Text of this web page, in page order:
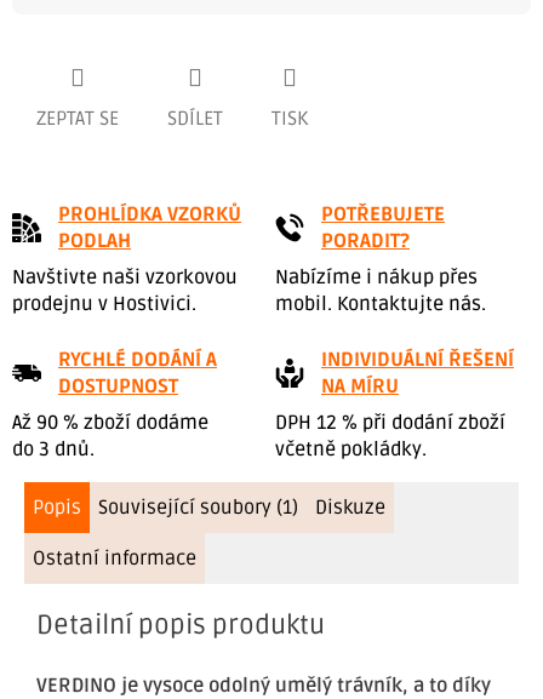
TISK
ZEPTAT SE SDÍLET
PROHLÍDKA VZORKŮ
PODLAH
Navštivte naši vzorkovou
prodejnu v Hostivici.
POTŘEBUJETE
PORADIT?
Nabízíme i nákup přes
mobil. Kontaktujte nás.
RYCHLÉ DODÁNÍ A
DOSTUPNOST
Až 90 % zboží dodáme
do 3 dnů.
INDIVIDUÁLNÍ ŘEŠENÍ
NA MÍRU
DPH 12 % při dodání zboží
včetně pokládky.
Popis Související soubory (1) Diskuze
Ostatní informace
Detailní popis produktu
VERDINO je vysoce odolný umělý trávník, a to díky